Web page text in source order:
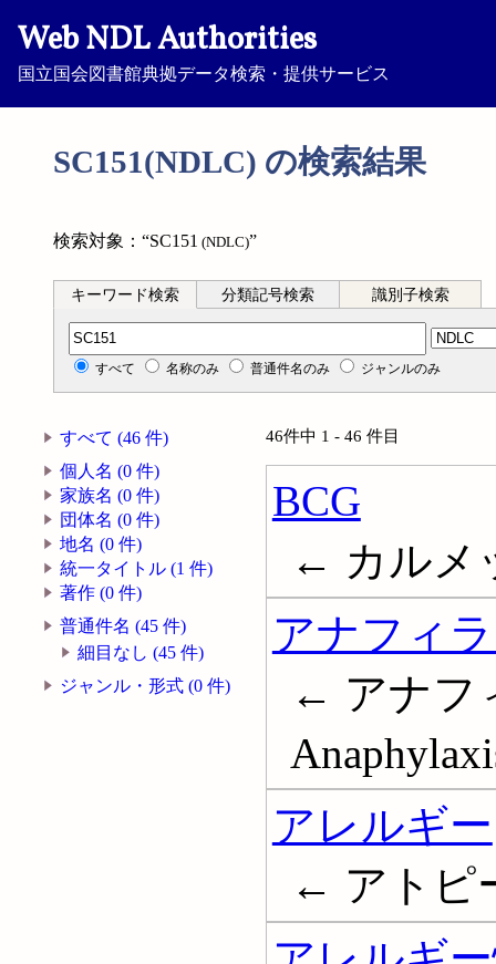
Web NDL Authorities
国立国会図書館典拠データ検索・提供サービス
SC151(NDLC) の検索結果
検索対象：“SC151 (NDLC)”
キーワード検索 分類記号検索 識別子検索
分類記号検索
すべて 名称のみ 普通件名のみ ジャンルのみ
すべて (46 件)
個人名 (0 件)
家族名 (0 件)
団体名 (0 件)
地名 (0 件)
統一タイトル (1 件)
著作 (0 件)
普通件名 (45 件)
細目なし (45 件)
ジャンル・形式 (0 件)
46件中 1 - 46 件目
BCG
← カルメ
アナフィ
← アナフ
アレルギー
← アトピ